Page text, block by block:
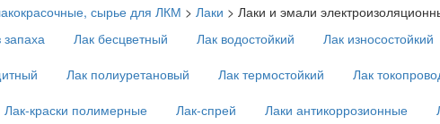
сырье для ЛКМ > Лаки > Лаки и эмали
запаха Лак бесцветный Лак водостойкий
Лак износостойкий
Лак полиуретановый Лак термостойкий
Лак
Лак-краски полимерные Лак-спрей Лаки антикоррозионные